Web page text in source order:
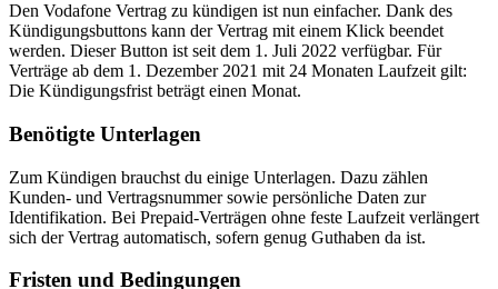
Den Vodafone Vertrag zu kündigen ist nun einfacher. Dank des
Kündigungsbuttons kann der Vertrag mit einem Klick beendet
werden. Dieser Button ist seit dem 1. Juli 2022 verfügbar. Für
Verträge ab dem 1. Dezember 2021 mit 24 Monaten Laufzeit gilt:
Die Kündigungsfrist beträgt einen Monat.
Benötigte Unterlagen
Zum Kündigen brauchst du einige Unterlagen. Dazu zählen
Kunden- und Vertragsnummer sowie persönliche Daten zur
Identifikation. Bei Prepaid-Verträgen ohne feste Laufzeit verlängert
sich der Vertrag automatisch, sofern genug Guthaben da ist.
Fristen und Bedingungen